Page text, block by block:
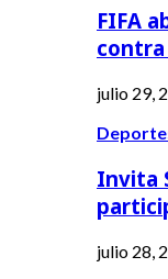
FIFA
julio 29,
Invita
julio 28,